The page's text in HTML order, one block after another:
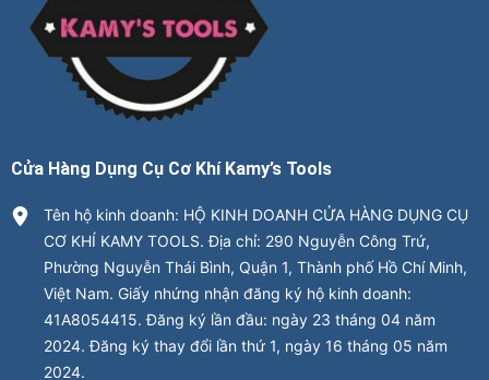
Cửa Hàng Dụng Cụ Cơ Khí Kamy’s Tools
Tên hộ kinh doanh: HỘ KINH DOANH CỬA HÀNG DỤNG CỤ
CƠ KHÍ KAMY TOOLS. Địa chỉ: 290 Nguyễn Công Trứ,
Phường Nguyễn Thái Bình, Quận 1, Thành phố Hồ Chí Minh,
Việt Nam. Giấy nhứng nhận đăng ký hộ kinh doanh:
41A8054415. Đăng ký lần đầu: ngày 23 tháng 04 năm
2024. Đăng ký thay đổi lần thứ 1, ngày 16 tháng 05 năm
2024.